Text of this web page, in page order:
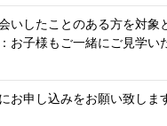
いしたことのある方を対象
お子様もご一緒にご見学い
お申し込みをお願い致し